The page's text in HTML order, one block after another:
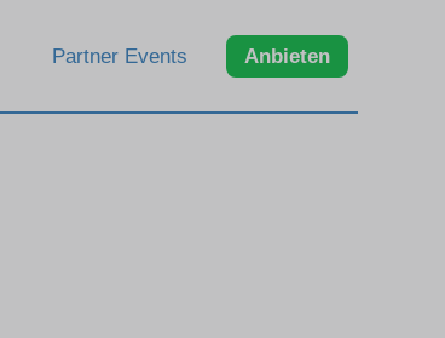
Partner Events Anbieten